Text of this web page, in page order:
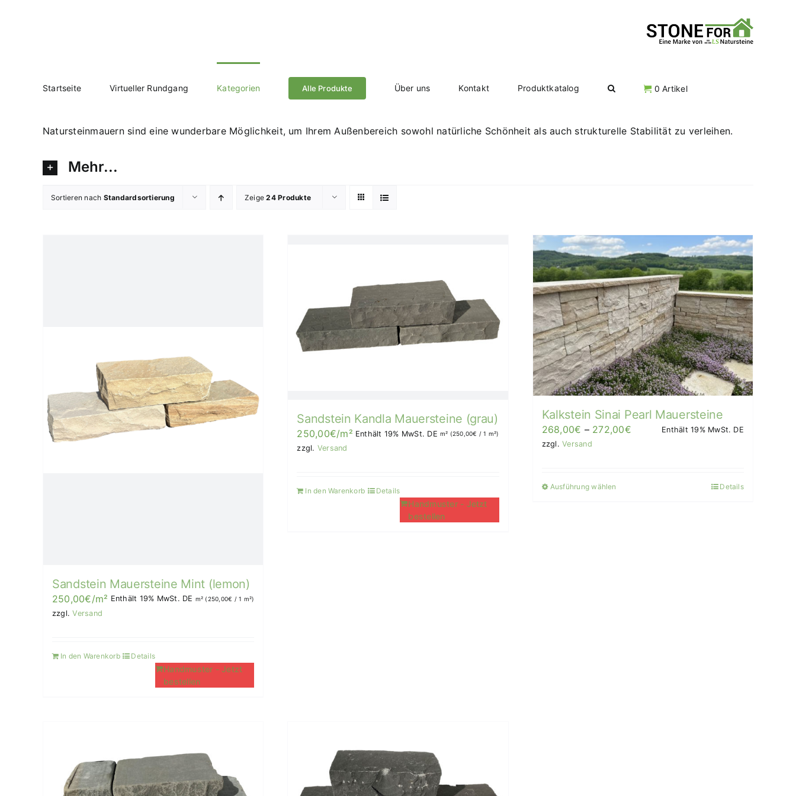
Startseite Virtueller Rundgang Kategorien Alle Produkte Über uns Kontakt Produktkatalog 0 Artikel
Natursteinmauern sind eine wunderbare Möglichkeit, um Ihrem Außenbereich sowohl natürliche Schönheit als auch strukturelle Stabilität zu verleihen.
Mehr...
Sortieren nach Standardsortierung Zeige24 Produkte
Sandstein Mauersteine Mint (lemon)
250,00€/m² Enthält 19% MwSt. DE m² (250,00€ / 1 m²)
zzgl.Versand
In den Warenkorb
Handmuster - Jetzt
bestellen
Details
Sandstein Kandla Mauersteine (grau)
250,00€/m² Enthält 19% MwSt. DE m² (250,00€ / 1 m²)
zzgl. Versand
In den Warenkorb
Handmuster - Jetzt
bestellen
Details
Kalkstein Sinai Pearl Mauersteine
268,00€ – 272,00€Preisspanne:Enthält 19% MwSt. DE
zzgl.Versand
Ausführung wählen Details